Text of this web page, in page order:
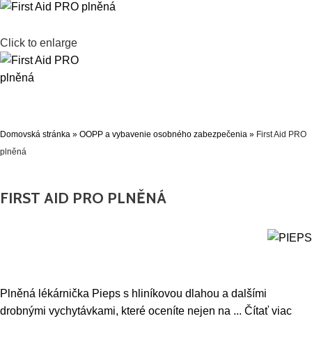
Click to enlarge
Domovská stránka » OOPP a vybavenie osobného zabezpečenia » First Aid PRO
plněná
FIRST AID PRO PLNĚNÁ
Plněná lékárnička Pieps s hliníkovou dlahou a dalšími
drobnými vychytávkami, které oceníte nejen na ... Čítať viac